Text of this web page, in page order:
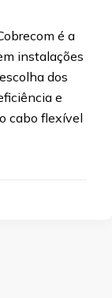
é a
instalações
dos
e
cabo flexível